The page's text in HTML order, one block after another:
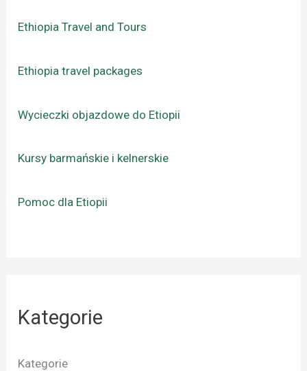
Ethiopia Travel and Tours
Ethiopia travel packages
Wycieczki objazdowe do Etiopii
Kursy barmańskie i kelnerskie
Pomoc dla Etiopii
Kategorie
Kategorie